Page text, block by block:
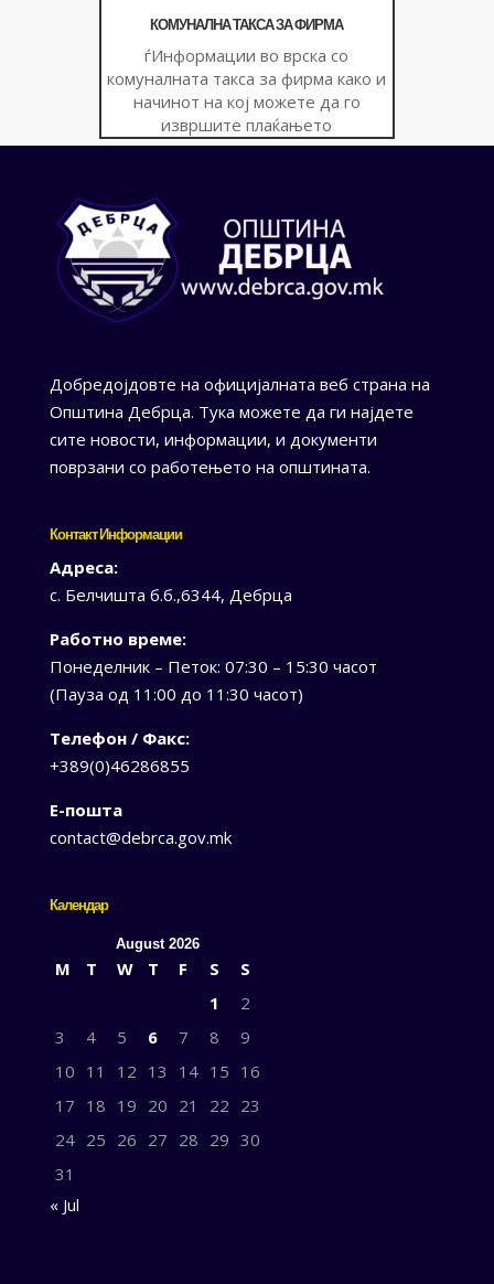
КОМУНАЛНА ТАКСА ЗА ФИРМА
ѓИнформации во врска со
комуналната такса за фирма како и
начинот на кој можете да го
извршите плаќањето
Добредојдовте на официјалната веб страна на
Општина Дебрца. Тука можете да ги најдете
сите новости, информации, и документи
поврзани со работењето на општината.
Контакт Информации
Адреса:
с. Белчишта б.б.,6344, Дебрца
Работно време:
Понеделник – Петок: 07:30 – 15:30 часот
(Пауза од 11:00 до 11:30 часот)
Телефон / Факс:
+389(0)46286855
Е-пошта
contact@debrca.gov.mk
Календар
August 2026
M T W T F S
S
1
2
3
4 5 6 7 8
9
10 11 12 13 14 15 16
17 18 19 20 21 22 23
24 25 26 27 28 29 30
31
« Jul